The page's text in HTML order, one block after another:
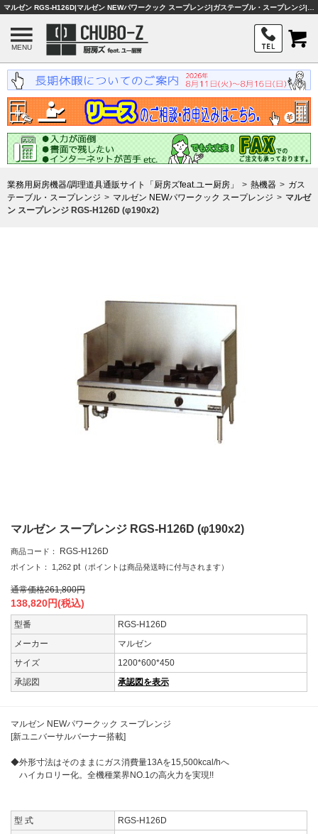
MENU
業務用厨房機器/調理道具通販サイト「厨房ズfeat.ユー厨房」 熱機器
ガス
テーブル・スープレンジ
マルゼン NEWパワークック スープレンジ
マルゼ
ン スープレンジ RGS-H126D (φ190x2)
マルゼン スープレンジ RGS-H126D (φ190x2)
商品コード： RGS-H126D
ポイント： 1,262 pt （ポイントは商品発送時に付与されます）
通常価格261,800円
138,820円(税込)
型番
RGS-H126D
メーカー
マルゼン
サイズ
1200*600*450
承認図
承認図を表示
マルゼン NEWパワークック スープレンジ
[新ユニバーサルバーナー搭載]
◆外形寸法はそのままにガス消費量13Aを15,500kcal/hへ
ハイカロリー化。全機種業界NO.1の高火力を実現!!
型 式 RGS-H126D